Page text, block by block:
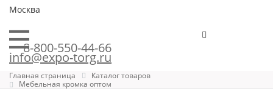
Москва
8-800-550-44-66
info@expo-torg.ru
Главная страница
Каталог товаров
Мебельная кромка оптом